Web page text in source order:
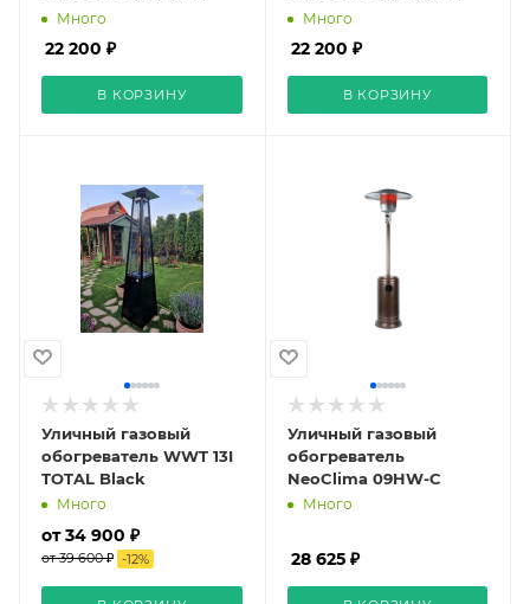
Много
22 200 ₽
В КОРЗИНУ
Много
22 200 ₽
В КОРЗИНУ
Уличный газовый
обогреватель WWT 13I
TOTAL Black
Много
от 34 900 ₽
от 39 600 ₽ -12%
Уличный газовый
обогреватель
NeoClima 09HW-С
Много
28 625 ₽